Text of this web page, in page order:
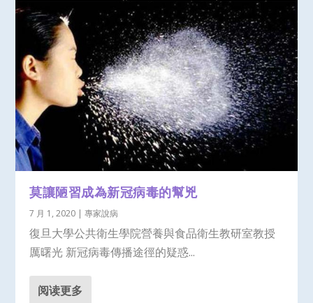
莫讓陋習成為新冠病毒的幫兇
7 月 1, 2020 |專家說病
復旦大學公共衛生學院營養與食品衛生教研室教授
厲曙光 新冠病毒傳播途徑的疑惑...
阅读更多